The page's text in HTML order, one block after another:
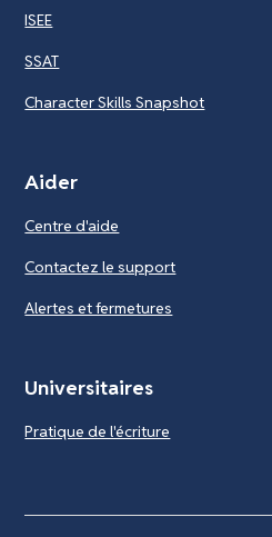
ISEE
SSAT
Character Skills Snapshot
Aider
Centre d'aide
Contactez le support
Alertes et fermetures
Universitaires
Pratique de l'écriture